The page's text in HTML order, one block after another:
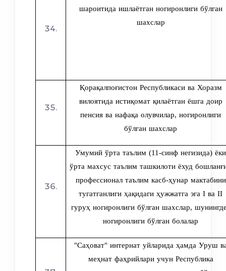
шароитида ишлаётган ногиронлиги бўлган
шахслар
Қорақалпоғистон Республикаси ва Хоразм
вилоятида истиқомат қилаётган ёшга доир
пенсия ва нафақа олувчилар, ногиронлиги
бўлган шахслар
Умумий ўрта таълим (11-синф негизида) ёки
ўрта махсус таълим ташкилоти ёхуд
профессионал таълим касб-ҳунар мактабини
тугатганлиги ҳақидаги ҳужжатга эга I ва II
гуруҳ ногиронлиги бўлган шахслар,
ногиронлиги бўлган болалар
"Саҳоват" интернат уйларида ҳамда Уруш
меҳнат фаҳрийлари учун Республика